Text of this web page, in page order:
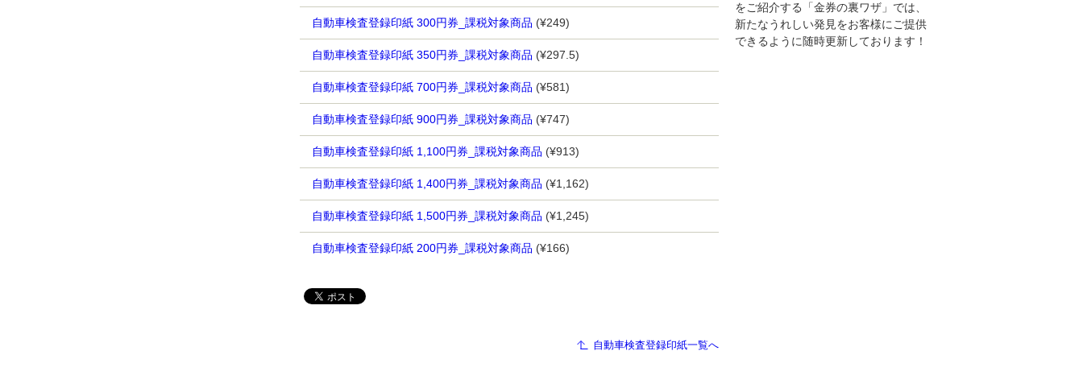
自動車検査登録印紙 300円券_課税対象商品 (¥249)
自動車検査登録印紙 350円券_課税対象商品 (¥297.5)
自動車検査登録印紙 700円券_課税対象商品 (¥581)
自動車検査登録印紙 900円券_課税対象商品 (¥747)
自動車検査登録印紙 1,100円券_課税対象商品 (¥913)
自動車検査登録印紙 1,400円券_課税対象商品 (¥1,162)
自動車検査登録印紙 1,500円券_課税対象商品 (¥1,245)
自動車検査登録印紙 200円券_課税対象商品 (¥166)
自動車検査登録印紙一覧へ
をご紹介する「金券の裏ワザ」では、
新たなうれしい発見をお客様にご提供
できるように随時更新しております！